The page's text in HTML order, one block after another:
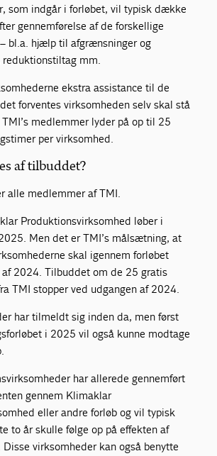
som indgår i forløbet, vil typisk dække
gennemførelse af de forskellige
bl.a. hjælp til afgrænsninger og
mm.
ekstra assistance til de
forventes virksomheden selv skal stå
medlemmer lyder på op til 25
per virksomhed.
af tilbuddet?
alle medlemmer af TMI.
Produktionsvirksomhed løber i
Men det er TMI’s målsætning, at
skal igennem forløbet
af 2024. Tilbuddet om de 25 gratis
TMI stopper ved udgangen af 2024.
har tilmeldt sig inden da, men først
i 2025 vil også kunne modtage
har allerede gennemført
gennem Klimaklar
eller andre forløb og vil typisk
to år skulle følge op på effekten af
virksomheder kan også benytte